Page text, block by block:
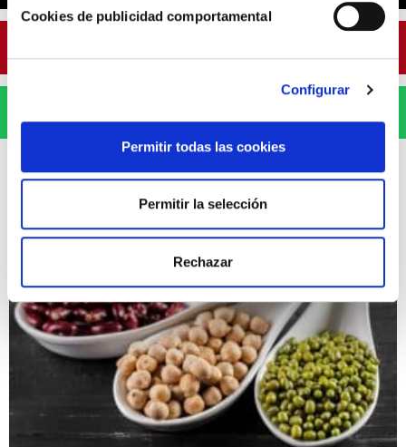
Cookies de publicidad comportamental
Configurar
Permitir todas las cookies
Permitir la selección
Rechazar
ARTÍCULOS RELACIONADOS